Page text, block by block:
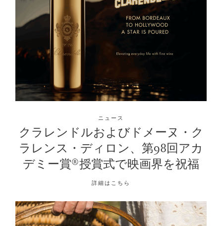
ニュース
クラレンドルおよびドメーヌ・ク
ラレンス・ディロン、第98回アカ
デミー賞®授賞式で映画界を祝福
詳細はこちら